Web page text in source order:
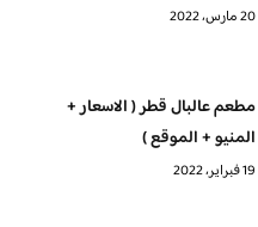
20 مارس، 2022
مطعم عالبال قطر ( الاسعار +
المنيو + الموقع )
19 فبراير، 2022